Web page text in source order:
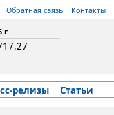
Контакты
Обратная связь
г.
релизы Статьи